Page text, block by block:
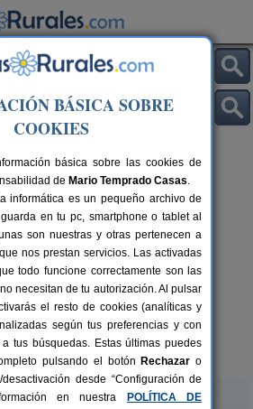
de Can Sabaté
19-23+2 pers.
desde33 €
Boix (Barcelona)
BÁSICA SOBRE
COOKIES
básica sobre las cookies de
de Mario Temprado Casas.
informática es un pequeño archivo de
en tu pc, smartphone o tablet al
son nuestras y otras pertenecen a
nos prestan servicios. Las activadas
todo funcione correctamente son las
necesitan de tu autorización. Al pulsar
el resto de cookies (analíticas y
según tus preferencias y con
tus búsquedas. Estas últimas puedes
pulsando el botón Rechazar o
desde “Configuración de
en nuestra
POLÍTICA DE